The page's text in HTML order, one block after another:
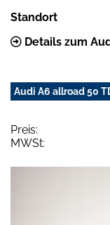
Standort
Details zum
Audi A6 allroad 50
Preis:
MWSt: